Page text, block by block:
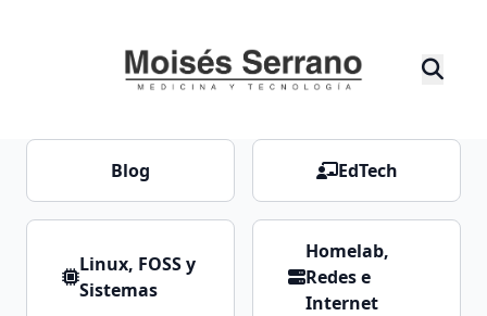
Blog EdTech
Linux, FOSS y
Sistemas
Homelab,
Redes e
Internet